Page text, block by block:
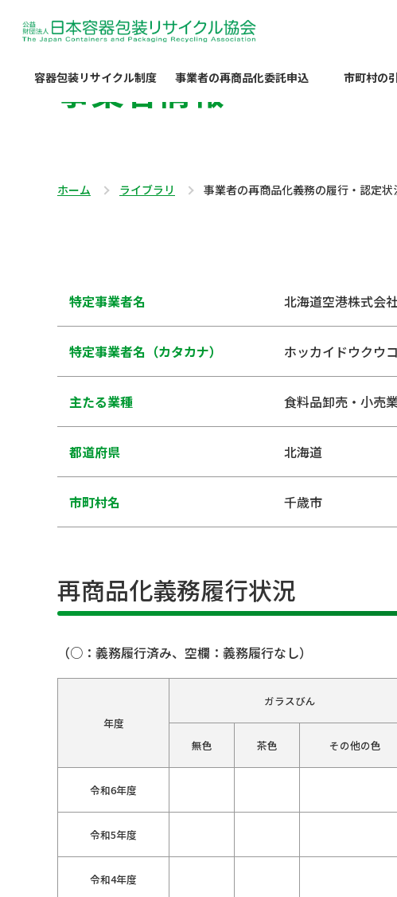
容器包装リサイクル制度 事業者の再商品化委託申込 市町村の
事業者情報
ホーム ライブラリ 事業者の再商品化義務の履行・認定状
特定事業者名 北海道空港株式会
特定事業者名（カタカナ） ホッカイドウクウ
主たる業種 食料品卸売・小売
都道府県 北海道
市町村名 千歳市
再商品化義務履行状況
（○：義務履行済み、空欄：義務履行なし）
年度
ガラスびん
無色
茶色 その他の色
令和6年度
令和5年度
令和4年度